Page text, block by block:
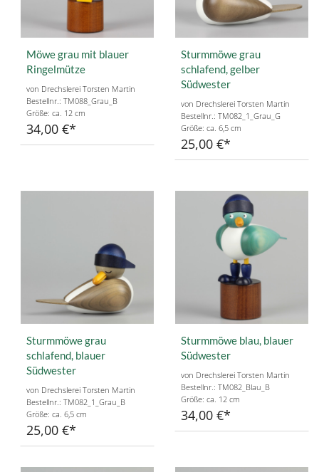
Möwe grau mit blauer
Ringelmütze
von Drechslerei Torsten Martin
Bestellnr.: TM088_Grau_B
Größe: ca. 12 cm
34,00 €
Sturmmöwe grau
schlafend, gelber
Südwester
von Drechslerei Torsten Martin
Bestellnr.: TM082_1_Grau_G
Größe: ca. 6,5 cm
25,00 €
Sturmmöwe grau
schlafend, blauer
Südwester
von Drechslerei Torsten Martin
Bestellnr.: TM082_1_Grau_B
Größe: ca. 6,5 cm
25,00 €
Sturmmöwe blau, blauer
Südwester
von Drechslerei Torsten Martin
Bestellnr.: TM082_Blau_B
Größe: ca. 12 cm
34,00 €